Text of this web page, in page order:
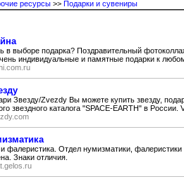
ресурсы >> Подарки и сувениры
в выборе подарка? Поздравительный
индивидуальные и памятные подарки к
Звезду/Zvezdy Вы можете купить звезду,
звездного каталога "SPACE-EARTH" в России.
фалеристика. Отдел нумизматики,
Знаки отличия.